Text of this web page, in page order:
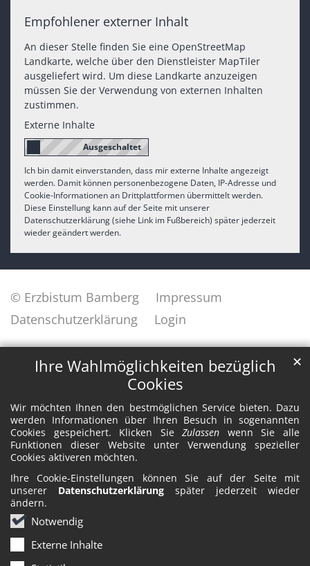
Ihre Wahlmöglichkeiten bezüglich
Cookies
Wir möchten Ihnen den bestmöglichen Service bieten. Dazu
werden Informationen über Ihren Besuch in sogenannten
Cookies gespeichert. Klicken SieZulassen wenn Sie alle
Funktionen dieser Website unter Verwendung spezieller
Cookies aktiveren möchten.
Ihre Cookie-Einstellungen können Sie auf der Seite mit
unserer Datenschutzerklärung später jederzeit wieder
ändern.
Notwendig
Externe Inhalte
✕
Empfohlener externer Inhalt
An dieser Stelle finden Sie eine OpenStreetMap
Landkarte, welche über den Dienstleister MapTiler
ausgeliefert wird. Um diese Landkarte anzuzeigen
müssen Sie der Verwendung von externen Inhalten
zustimmen.
Externe Inhalte
Ich bin damit einverstanden, dass mir externe Inhalte angezeigt
werden. Damit können personenbezogene Daten, IP-Adresse und
Cookie-Informationen an Drittplattformen übermittelt werden.
Diese Einstellung kann auf der Seite mit unserer
Datenschutzerklärung (siehe Link im Fußbereich) später jederzeit
wieder geändert werden.
© Erzbistum Bamberg
Impressum
Datenschutzerklärung
Login